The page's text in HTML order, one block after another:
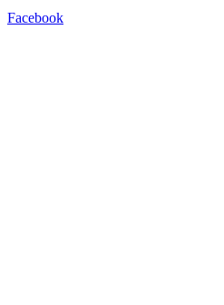
Facebook